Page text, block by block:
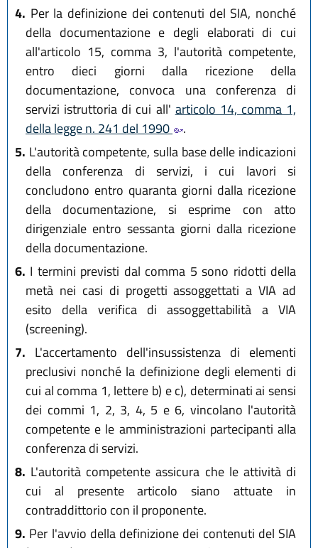
4. Per la definizione dei contenuti del SIA, nonché
della documentazione e degli elaborati di cui
all'articolo 15, comma 3, l'autorità competente,
entro dieci giorni dalla ricezione della
documentazione, convoca una conferenza di
servizi istruttoria di cui all' articolo 14, comma 1,
della legge n. 241 del 1990
.
5. L'autorità competente, sulla base delle indicazioni
della conferenza di servizi, i cui lavori si
concludono entro quaranta giorni dalla ricezione
della documentazione, si esprime con atto
dirigenziale entro sessanta giorni dalla ricezione
della documentazione.
6. I termini previsti dal comma 5 sono ridotti della
metà nei casi di progetti assoggettati a VIA ad
esito della verifica di assoggettabilità a VIA
(screening).
7. L'accertamento dell'insussistenza di elementi
preclusivi nonché la definizione degli elementi di
cui al comma 1, lettere b) e c), determinati ai sensi
dei commi 1, 2, 3, 4, 5 e 6, vincolano l'autorità
competente e le amministrazioni partecipanti alla
conferenza di servizi.
8. L'autorità competente assicura che le attività di
cui al presente articolo siano attuate in
contraddittorio con il proponente.
9. Per l'avvio della definizione dei contenuti del SIA